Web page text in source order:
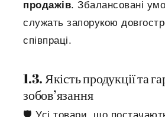
продажів. Збалансовані
служать запорукою
співпраці.
1.3. Якість продукції та
зобов’язання